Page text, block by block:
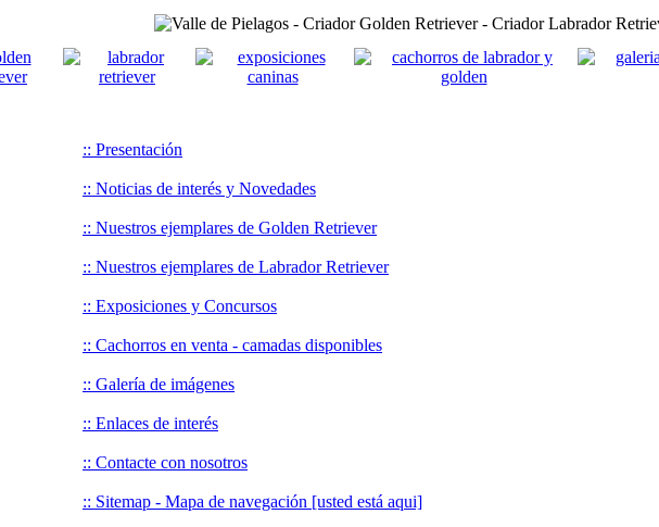
:: Presentación
:: Noticias de interés y Novedades
:: Nuestros ejemplares de Golden Retriever
:: Nuestros ejemplares de Labrador Retriever
:: Exposiciones y Concursos
:: Cachorros en venta - camadas disponibles
:: Galería de imágenes
:: Enlaces de interés
:: Contacte con nosotros
:: Sitemap - Mapa de navegación [usted está aqui]